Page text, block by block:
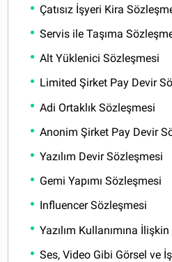
Çatısız İşyeri Kira
Servis ile Taşıma
Alt Yüklenici Sözleşmesi
Limited Şirket Pay Devir
Adi Ortaklık Sözleşmesi
Anonim Şirket Pay Devir
Yazılım Devir Sözleşmesi
Gemi Yapımı Sözleşmesi
Influencer Sözleşmesi
Yazılım Kullanımına
Ses, Video Gibi Görsel ve